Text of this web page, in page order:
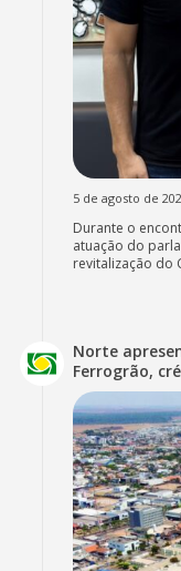
5 de agosto de
Durante o
atuação do
revitalização do
Norte
Ferrogrão,